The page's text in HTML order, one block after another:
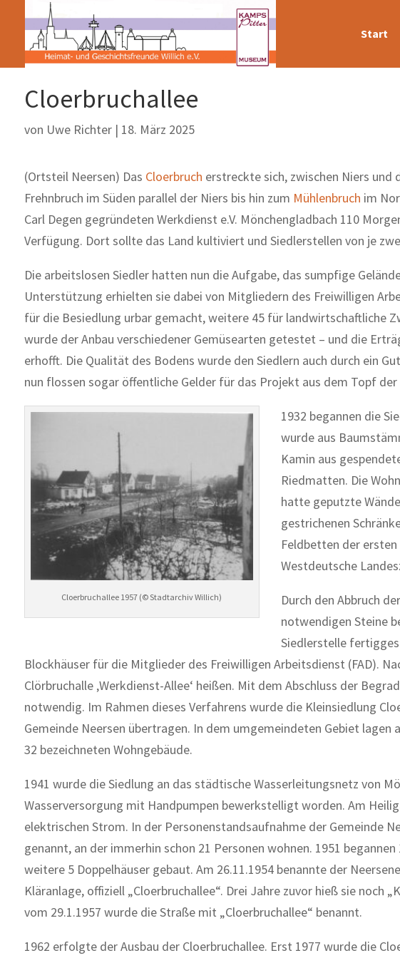
Start
Cloerbruchallee
von Uwe Richter| 18. März 2025
(Ortsteil Neersen) Das Cloerbruch erstreckte sich, zwischen Niers und
Frehnbruch im Süden parallel der Niers bis hin zum Mühlenbruch im
Carl Degen gegründeten Werkdienst e.V. Mönchengladbach 110
Verfügung. Dort sollte das Land kultiviert und Siedlerstellen von je
Die arbeitslosen Siedler hatten nun die Aufgabe, das sumpfige
Unterstützung erhielten sie dabei von Mitgliedern des Freiwilligen
für die Besiedlung urbar gemacht, weitere 45 für landwirtschaftliche
wurde der Anbau verschiedener Gemüsearten getestet – und die
erhofft. Die Qualität des Bodens wurde den Siedlern auch durch ein
nun flossen sogar öffentliche Gelder für das Projekt aus dem Topf
Cloerbruchallee 1957 (© Stadtarchiv Willich)
1932 begannen die
wurde aus
Kamin aus
Riedmatten. Die
hatte geputzte
gestrichenen
Feldbetten der ersten
Westdeutsche
Durch den Abbruch
notwendigen Steine
Siedlerstelle
Blockhäuser für die Mitglieder des Freiwilligen Arbeitsdienst (FAD).
Clörbruchalle ‚Werkdienst-Allee‘ heißen. Mit dem Abschluss der
notwendig. Im Rahmen dieses Verfahrens wurde die Kleinsiedlung
Gemeinde Neersen übertragen. In dem umgemeindeten Gebiet lagen
32 bezeichneten Wohngebäude.
1941 wurde die Siedlung an das städtische Wasserleitungsnetz von
Wasserversorgung mit Handpumpen bewerkstelligt worden. Am
elektrischen Strom. In der Personenstandsaufnahme der Gemeinde
genannt, an der immerhin schon 21 Personen wohnen. 1951
weitere 5 Doppelhäuser gebaut. Am 26.11.1954 benannte der
Kläranlage, offiziell „Cloerbruchallee“. Drei Jahre zuvor hieß sie noch
vom 29.1.1957 wurde die Straße mit „Cloerbruchallee“ benannt.
1962 erfolgte der Ausbau der Cloerbruchallee. Erst 1977 wurde die